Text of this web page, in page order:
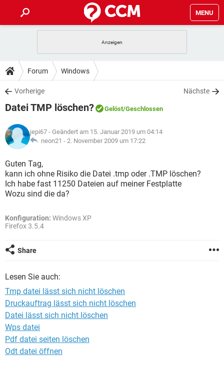
MENU
ANDROID
WINDOWS 10
WHATSAPP TIKTOK
FACEBOOK
TIPPS & TRICKS
SPIELE
WHATSAPP TIKTOK
FACEBOOK
DOWNLOADS
SPIELE STREAMING
ANDROID
WINDOWS 10 INSTAGRAM
WHATSAPP
FACEBOOK HARDWARE
SPIELE STREAMING
ANDROID
WINDOWS 10
WHATSAPP TIKTOK
LEXIKON
SPIELE
ANDROID IOS
WINDOWS 10
FACEBOOK
Forum Windows
Vorherige Nächste
Datei TMP löschen? Gelöst/Geschlossen
jepi67 - Geändert am 15. Januar 2019 um 04:14
neon21 - 2. November 2009 um 17:22
Guten Tag,
kann ich ohne Risiko die Datei .tmp oder .TMP löschen?
Ich habe fast 11250 Dateien auf meiner Festplatte
Wozu sind die da?
Konfiguration: Windows XP
Firefox 3.5.4
Share
Lesen Sie auch:
Tmp datei lässt sich nicht löschen
Druckauftrag lässt sich nicht löschen
Datei lässt sich nicht löschen
Wps datei
Pdf datei seiten löschen
Odt datei öffnen